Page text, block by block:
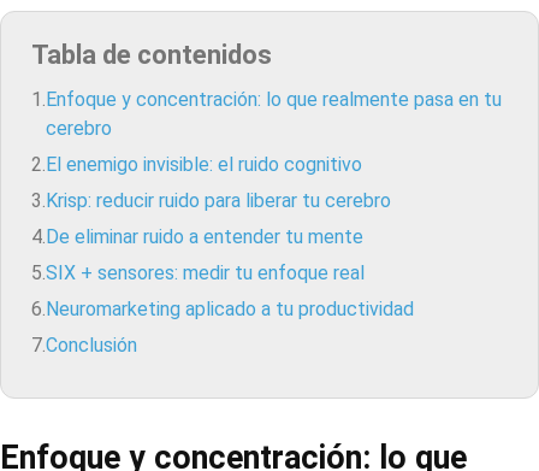
Tabla de contenidos
1. Enfoque y concentración: lo que realmente pasa en tu
cerebro
2. El enemigo invisible: el ruido cognitivo
3. Krisp: reducir ruido para liberar tu cerebro
4. De eliminar ruido a entender tu mente
5. SIX + sensores: medir tu enfoque real
6. Neuromarketing aplicado a tu productividad
7.Conclusión
Enfoque y concentración: lo que